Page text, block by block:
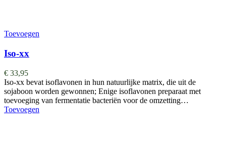
Toevoegen
Iso-xx
€ 33,95
Iso-xx bevat isoflavonen in hun natuurlijke matrix, die uit de
sojaboon worden gewonnen; Enige isoflavonen preparaat met
toevoeging van fermentatie bacteriën voor de omzetting…
Toevoegen